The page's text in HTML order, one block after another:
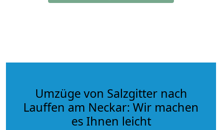
Umzüge von Salzgitter nach
Lauffen am Neckar: Wir machen
es Ihnen leicht